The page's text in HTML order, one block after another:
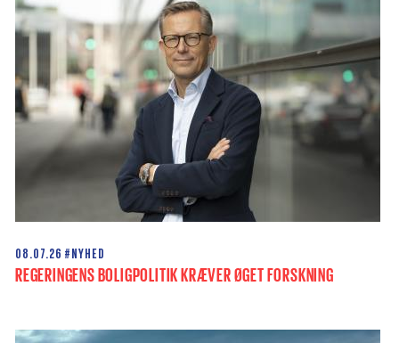
08.07.26 #NYHED
REGERINGENS BOLIGPOLITIK KRÆVER ØGET FORSKNING